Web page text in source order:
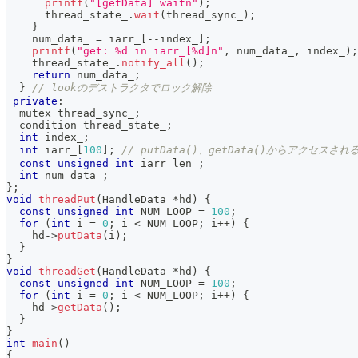
printf ( "[getData] waitn" ) ;
      thread_state_
. wait ( thread_sync_ ) ;
}
    num_data_
= iarr_ -- index_
;
printf ( "get: %d in iarr_[%d]n" , num_data_ , index_ ) ;
    thread_state_
. notify_all ( ) ;
return num_data_
;
}
// lookのデストラクタでロック解除
private :
  mutex thread_sync_
;
  condition thread_state_
;
int index_
;
int iarr_ 100 ;
// putData()、getData()からアクセスされ
const
unsigned int iarr_len_
;
int num_data_
;
} ;
void
threadPut ( HandleData * hd )
{
const
unsigned int NUM_LOOP = 100 ;
for
( int i = 0 ; i < NUM_LOOP ; i++ )
{
    hd
->putData ( i ) ;
}
}
void
threadGet ( HandleData * hd )
{
const
unsigned int NUM_LOOP = 100 ;
for
( int i = 0 ; i < NUM_LOOP ; i++ )
{
    hd
->getData ( ) ;
}
}
int main ( )
{